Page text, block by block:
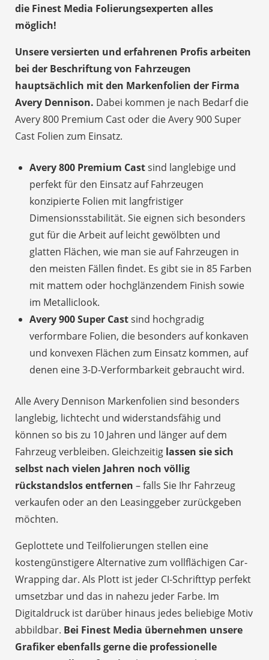
die Finest Media Folierungsexperten alles
möglich!
Unsere versierten und erfahrenen Profis arbeiten
bei der Beschriftung von Fahrzeugen
hauptsächlich mit den Markenfolien der Firma
Avery Dennison. Dabei kommen je nach Bedarf die
Avery 800 Premium Cast oder die Avery 900 Super
Cast Folien zum Einsatz.
Avery 800 Premium Castsind langlebige und
perfekt für den Einsatz auf Fahrzeugen
konzipierte Folien mit langfristiger
Dimensionsstabilität. Sie eignen sich besonders
gut für die Arbeit auf leicht gewölbten und
glatten Flächen, wie man sie auf Fahrzeugen in
den meisten Fällen findet. Es gibt sie in 85 Farben
mit mattem oder hochglänzendem Finish sowie
im Metalliclook.
Avery 900 Super Castsind hochgradig
verformbare Folien, die besonders auf konkaven
und konvexen Flächen zum Einsatz kommen, auf
denen eine 3-D-Verformbarkeit gebraucht wird.
Alle Avery Dennison Markenfolien sind besonders
langlebig, lichtecht und widerstandsfähig und
können so bis zu 10 Jahren und länger auf dem
Fahrzeug verbleiben. Gleichzeitig lassen sie sich
selbst nach vielen Jahren noch völlig
rückstandslos entfernen – falls Sie Ihr Fahrzeug
verkaufen oder an den Leasinggeber zurückgeben
möchten.
Geplottete und Teilfolierungen stellen eine
kostengünstigere Alternative zum vollflächigen Car-
Wrapping dar. Als Plott ist jeder CI-Schrifttyp perfekt
umsetzbar und das in nahezu jeder Farbe. Im
Digitaldruck ist darüber hinaus jedes beliebige Motiv
abbildbar. Bei Finest Media übernehmen unsere
Grafiker ebenfalls gerne die professionelle